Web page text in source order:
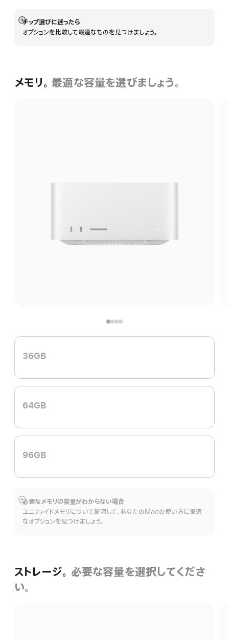
チップ選びに迷ったら
オプションを比較して最適なものを見つけましょう。
詳
細
メモリ。最適な容量を選びましょう。
36GB
64GB
96GB
必要なメモリの容量がわからない場合
ユニファイドメモリについて確認して、あなたのMacの使い方に最適
なオプションを見つけましょう。
詳
細
を
ストレージ。 必要な容量を選択してくださ
い。